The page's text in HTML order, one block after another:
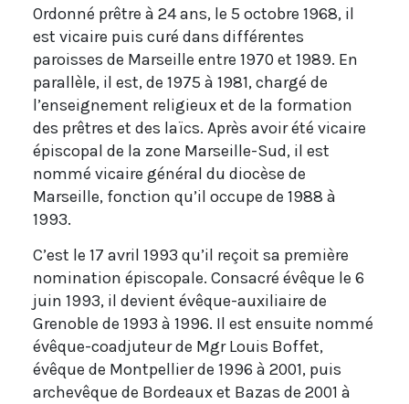
Ordonné prêtre à 24 ans, le 5 octobre 1968, il
est vicaire puis curé dans différentes
paroisses de Marseille entre 1970 et 1989. En
parallèle, il est, de 1975 à 1981, chargé de
l’enseignement religieux et de la formation
des prêtres et des laïcs. Après avoir été vicaire
épiscopal de la zone Marseille-Sud, il est
nommé vicaire général du diocèse de
Marseille, fonction qu’il occupe de 1988 à
1993.
C’est le 17 avril 1993 qu’il reçoit sa première
nomination épiscopale. Consacré évêque le 6
juin 1993, il devient évêque-auxiliaire de
Grenoble de 1993 à 1996. Il est ensuite nommé
évêque-coadjuteur de Mgr Louis Boffet,
évêque de Montpellier de 1996 à 2001, puis
archevêque de Bordeaux et Bazas de 2001 à